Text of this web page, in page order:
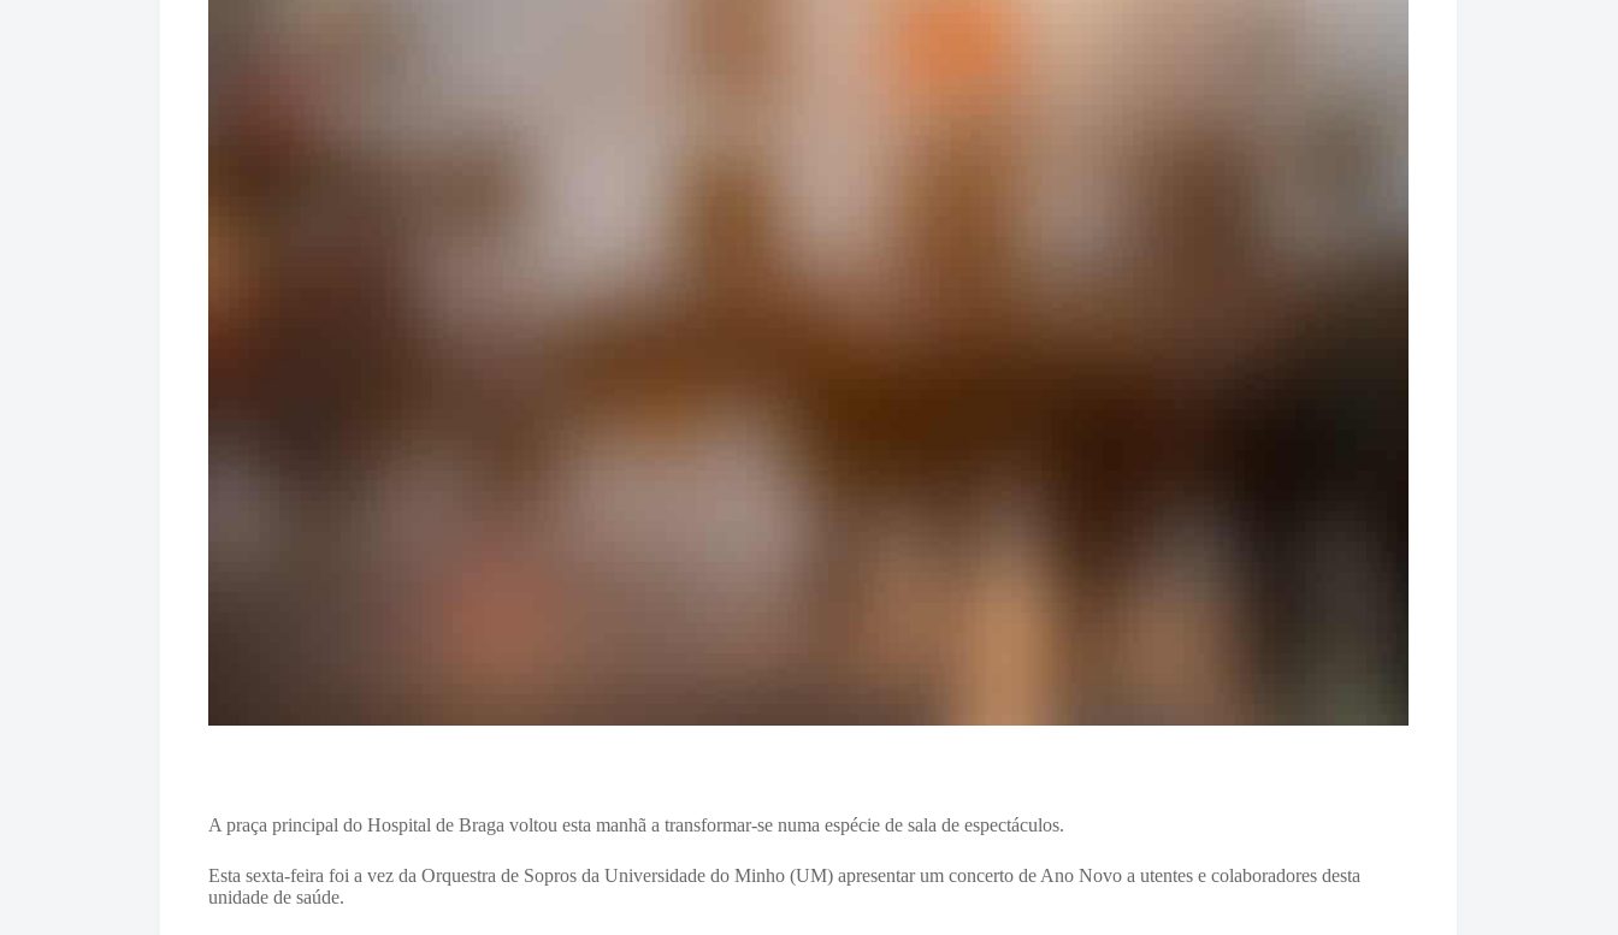
A praça principal do Hospital de Braga voltou esta manhã a transformar-se numa espécie de sala de espectáculos.
Esta sexta-feira foi a vez da Orquestra de Sopros da Universidade do Minho (UM) apresentar um concerto de Ano Novo a utentes e colaboradores desta
unidade de saúde.